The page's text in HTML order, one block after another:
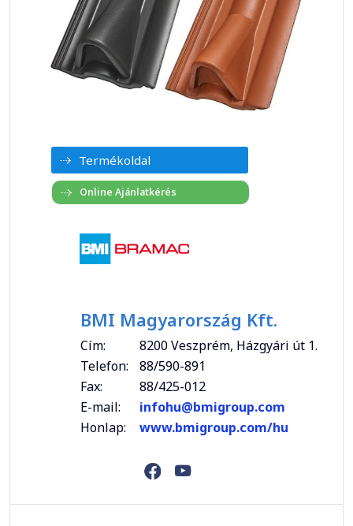
Termékoldal
BMI Magyarország Kft.
Cím:
8200 Veszprém, Házgyári út 1.
Telefon:
88/590-891
Fax:
88/425-012
E-mail:
infohu@bmigroup.com
Honlap:
www.bmigroup.com/hu